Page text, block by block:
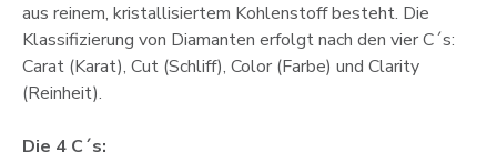
aus reinem, kristallisiertem Kohlenstoff besteht. Die
Klassifizierung von Diamanten erfolgt nach den vier C´s:
Carat (Karat), Cut (Schliff), Color (Farbe) und Clarity
(Reinheit).
Die 4 C´s: